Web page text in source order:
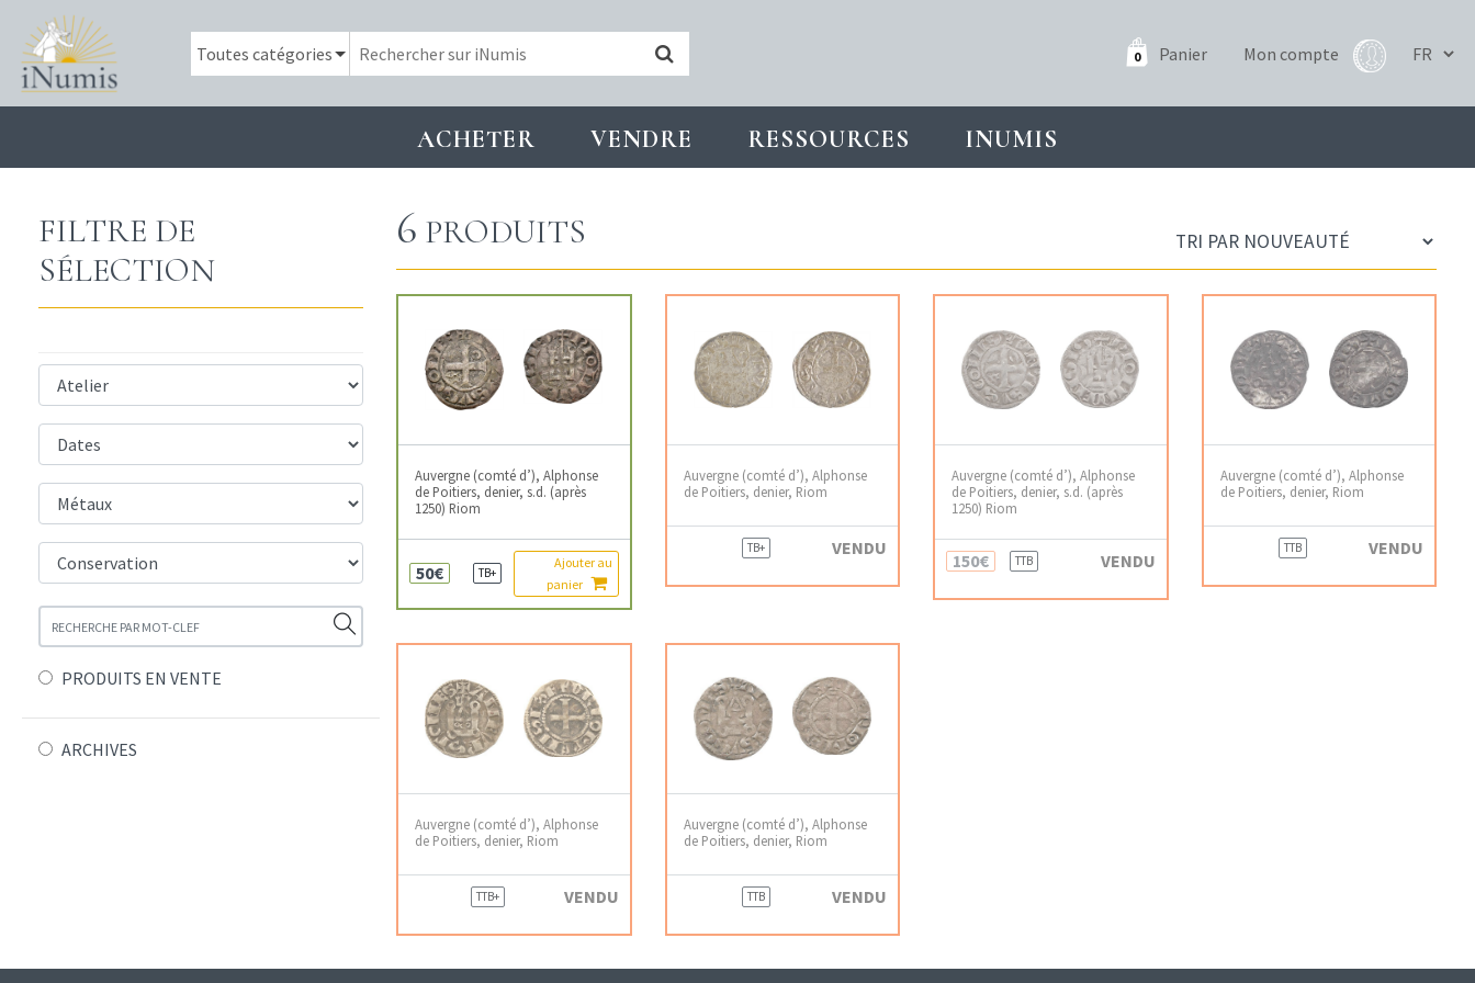
0 Panier Mon compte
ACHETER VENDRE RESSOURCES INUMIS
FILTRE DE
SÉLECTION
PRODUITS EN VENTE
ARCHIVES
6 PRODUITS
Auvergne (comté d’), Alphonse
de Poitiers, denier, s.d. (après
1250) Riom
50€ TB+
Ajouter au
panier
Auvergne (comté d’), Alphonse
de Poitiers, denier, Riom
TB+ VENDU
Auvergne (comté d’), Alphonse
de Poitiers, denier, s.d. (après
1250) Riom
150€ TTB VENDU
Auvergne (comté d’), Alphonse
de Poitiers, denier, Riom
TTB VENDU
Auvergne (comté d’), Alphonse
de Poitiers, denier, Riom
TTB+ VENDU
Auvergne (comté d’), Alphonse
de Poitiers, denier, Riom
TTB VENDU